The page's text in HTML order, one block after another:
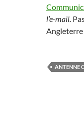
l’e-mail.
Angleterre
ANTENNE